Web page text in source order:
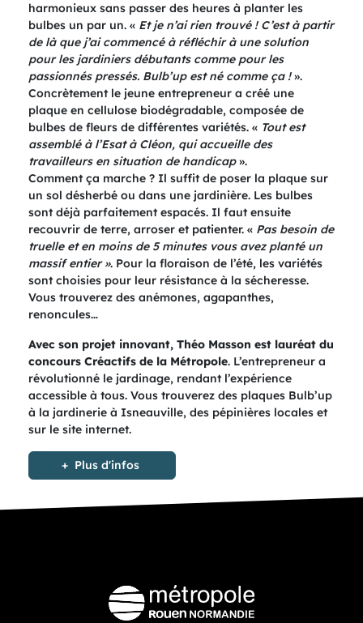
harmonieux sans passer des heures à planter les
bulbes un par un. « Et je n’ai rien trouvé ! C’est à partir
de là que j’ai commencé à réfléchir à une solution
pour les jardiniers débutants comme pour les
passionnés pressés. Bulb’up est né comme ça !».
Concrètement le jeune entrepreneur a créé une
plaque en cellulose biodégradable, composée de
bulbes de fleurs de différentes variétés. « Tout est
assemblé à l’Esat à Cléon, qui accueille des
travailleurs en situation de handicap».
Comment ça marche ? Il suffit de poser la plaque sur
un sol désherbé ou dans une jardinière. Les bulbes
sont déjà parfaitement espacés. Il faut ensuite
recouvrir de terre, arroser et patienter. « Pas besoin de
truelle et en moins de 5 minutes vous avez planté un
massif entier ». Pour la floraison de l’été, les variétés
sont choisies pour leur résistance à la sécheresse.
Vous trouverez des anémones, agapanthes,
renoncules…
Avec son projet innovant, Théo Masson est lauréat du
concours Créactifs de la Métropole. L’entrepreneur a
révolutionné le jardinage, rendant l’expérience
accessible à tous. Vous trouverez des plaques Bulb’up
à la jardinerie à Isneauville, des pépinières locales et
sur le site internet.
Plus d'infos